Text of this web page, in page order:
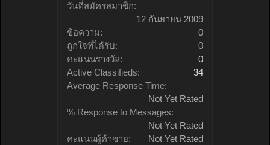
วันที่สมัครสมาชิก:
12 กันยายน 2009
ข้อความ:
0
ถูกใจที่ได้รับ:
0
คะแนนรางวัล:
0
Active Classifieds:
34
Average Response Time:
Not Yet Rated
% Response to Messages:
Not Yet Rated
คะแนนผู้ค้าขาย:
Not Yet Rated